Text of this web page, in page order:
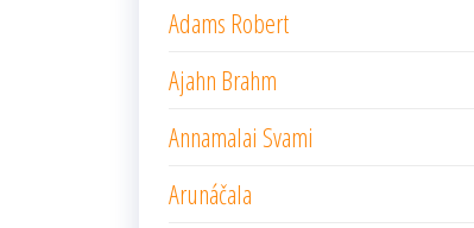
Adams Robert
Ajahn Brahm
Annamalai Svami
Arunáčala